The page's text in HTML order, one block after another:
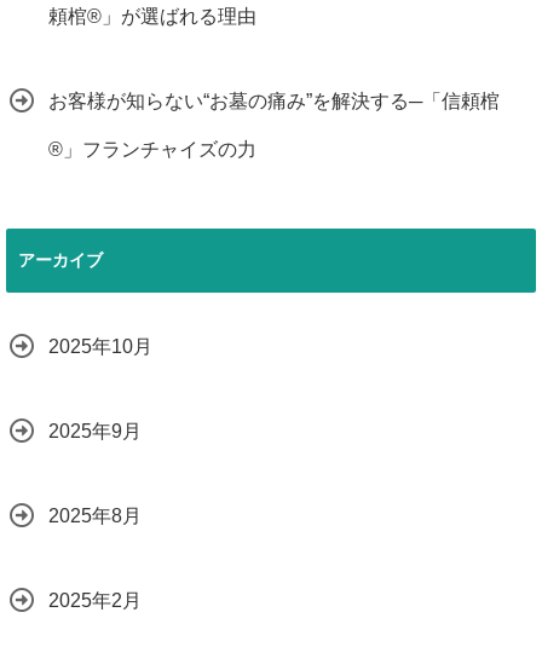
頼棺®」が選ばれる理由
お客様が知らない“お墓の痛み”を解決する─「信頼棺
®」フランチャイズの力
アーカイブ
2025年10月
2025年9月
2025年8月
2025年2月